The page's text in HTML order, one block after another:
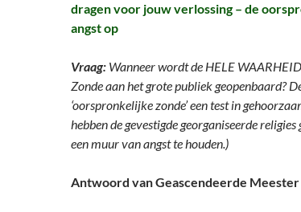
dragen voor jouw verlossing – de
angst op
Vraag: Wanneer wordt de HELE
Zonde aan het grote publiek geopenbaard?
‘oorspronkelijke zonde’ een test in
hebben de gevestigde georganiseerde
een muur van angst te houden.)
Antwoord van Geascendeerde